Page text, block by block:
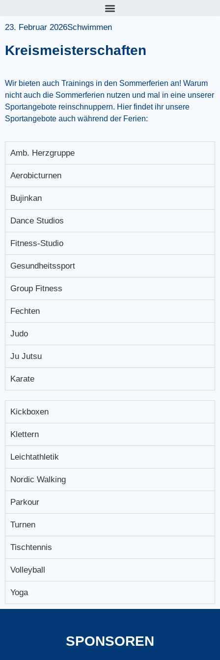
23. Februar 2026Schwimmen
Kreismeisterschaften
Wir bieten auch Trainings in den Sommerferien an! Warum
nicht auch die Sommerferien nutzen und mal in eine unserer
Sportangebote reinschnuppern. Hier findet ihr unsere
Sportangebote auch während der Ferien:
Amb. Herzgruppe
Aerobicturnen
Bujinkan
Dance Studios
Fitness-Studio
Gesundheitssport
Group Fitness
Fechten
Judo
Ju Jutsu
Karate
Kickboxen
Klettern
Leichtathletik
Nordic Walking
Parkour
Turnen
Tischtennis
Volleyball
Yoga
SPONSOREN